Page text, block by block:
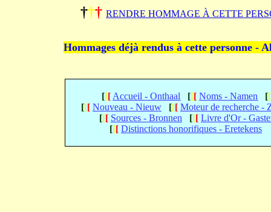
††† RENDRE HOMMAGE À CETTE
Hommages déjà rendus à cette personne -
[[[ Accueil - Onthaal [[[ Noms - Namen [[
[[[ Nouveau - Nieuw [[[ Moteur de recherche -
[[[ Sources - Bronnen [[[ Livre d'Or -
[[[ Distinctions honorifiques - Eretekens